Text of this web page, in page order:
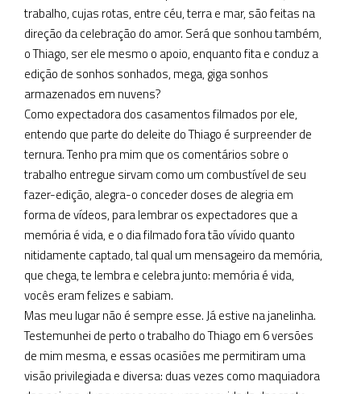
trabalho, cujas rotas, entre céu, terra e mar, são feitas na
direção da celebração do amor. Será que sonhou também,
o Thiago, ser ele mesmo o apoio, enquanto fita e conduz a
edição de sonhos sonhados, mega, giga sonhos
armazenados em nuvens?
Como expectadora dos casamentos filmados por ele,
entendo que parte do deleite do Thiago é surpreender de
ternura. Tenho pra mim que os comentários sobre o
trabalho entregue sirvam como um combustível de seu
fazer-edição, alegra-o conceder doses de alegria em
forma de vídeos, para lembrar os expectadores que a
memória é vida, e o dia filmado fora tão vívido quanto
nitidamente captado, tal qual um mensageiro da memória,
que chega, te lembra e celebra junto: memória é vida,
vocês eram felizes e sabiam.
Mas meu lugar não é sempre esse. Já estive na janelinha.
Testemunhei de perto o trabalho do Thiago em 6 versões
de mim mesma, e essas ocasiões me permitiram uma
visão privilegiada e diversa: duas vezes como maquiadora